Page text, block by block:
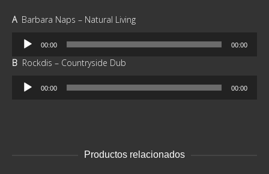
A Barbara Naps – Natural Living
Reproductor
audio
00:00 00:00
B Rockdis – Countryside Dub
Reproductor
00:00 00:00
Productos relacionados